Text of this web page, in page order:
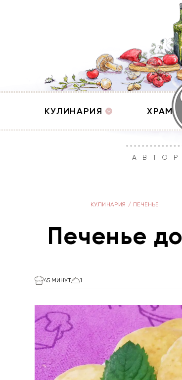
КУЛИНАРИЯ ХРАМЫ
КУЛИНАРИЯ / ПЕЧЕНЬЕ
Печенье
45 МИНУТ 1